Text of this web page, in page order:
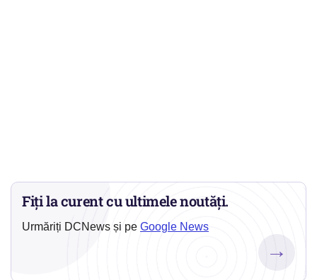
Fiți la curent cu ultimele noutăți.
Urmăriți DCNews și pe Google News
→